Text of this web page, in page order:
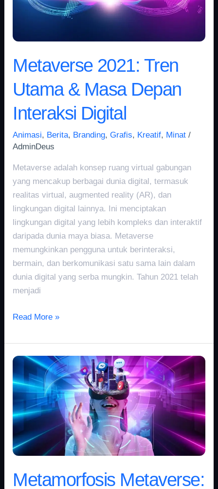
Metaverse 2021: Tren
Utama & Masa Depan
Interaksi Digital
Animasi, Berita, Branding,Grafis, Kreatif, Minat /
AdminDeus
Metaverse adalah konsep ruang virtual gabungan
yang mencakup berbagai dunia digital, termasuk
realitas virtual, augmented reality (AR), dan
lingkungan digital lainnya. Ini menciptakan
lingkungan digital yang lebih kompleks dan interaktif
daripada dunia maya biasa. Metaverse
memungkinkan pengguna untuk berinteraksi,
bermain, dan berkomunikasi satu sama lain dalam
dunia digital yang serba mungkin. Tahun 2021 telah
menjadi
Masa
Read More »
Metamorfosis Metaverse:
Metamorfosis
Metaverse:
Tren
Utama
di
2021